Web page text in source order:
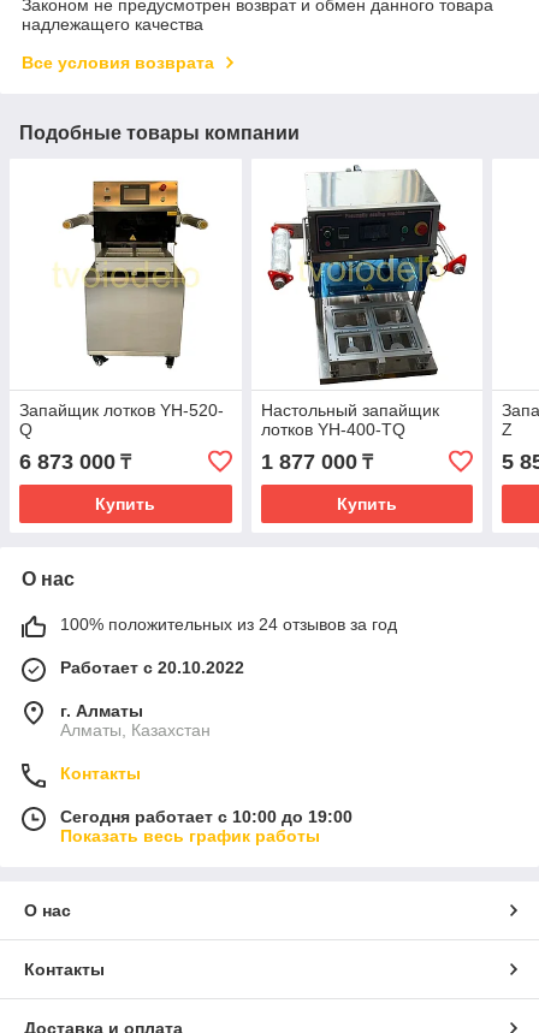
Законом не предусмотрен возврат и обмен данного товара
надлежащего качества
Все условия возврата
Подобные товары компании
Запайщик лотков YH-520-
Q
6 873 000 ₸
Купить
Настольный запайщик
лотков YH-400-TQ
1 877 000₸
Купить
Z
5
О нас
100% положительных из 24 отзывов за год
Работает с 20.10.2022
г. Алматы
Алматы, Казахстан
Контакты
Сегодня работает с 10:00 до 19:00
Показать весь график работы
О нас
Контакты
Доставка и оплата